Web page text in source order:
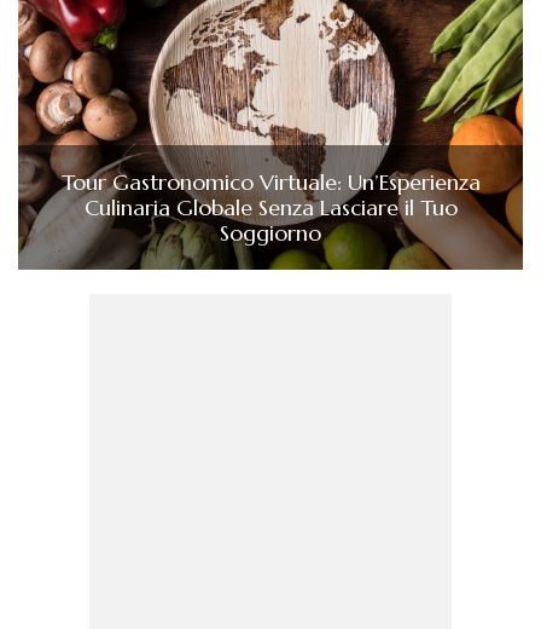
Tour Gastronomico Virtuale: Un’Esperienza
Culinaria Globale Senza Lasciare il Tuo
Soggiorno